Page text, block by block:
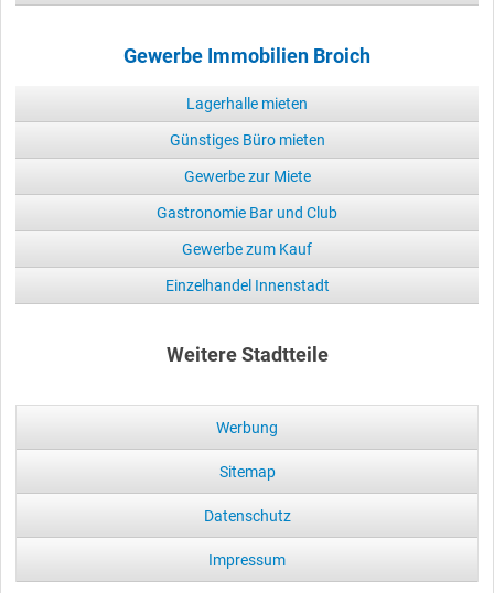
Gewerbe Immobilien Broich
Lagerhalle mieten
Günstiges Büro mieten
Gewerbe zur Miete
Gastronomie Bar und Club
Gewerbe zum Kauf
Einzelhandel Innenstadt
Weitere Stadtteile
Werbung
Sitemap
Datenschutz
Impressum